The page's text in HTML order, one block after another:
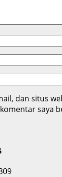
dan situs
saya